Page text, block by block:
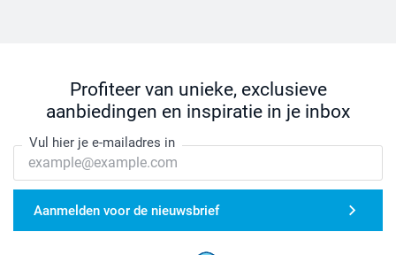
Profiteer van unieke, exclusieve
aanbiedingen en inspiratie in je inbox
Vul hier je e-mailadres in
Aanmelden voor de nieuwsbrief